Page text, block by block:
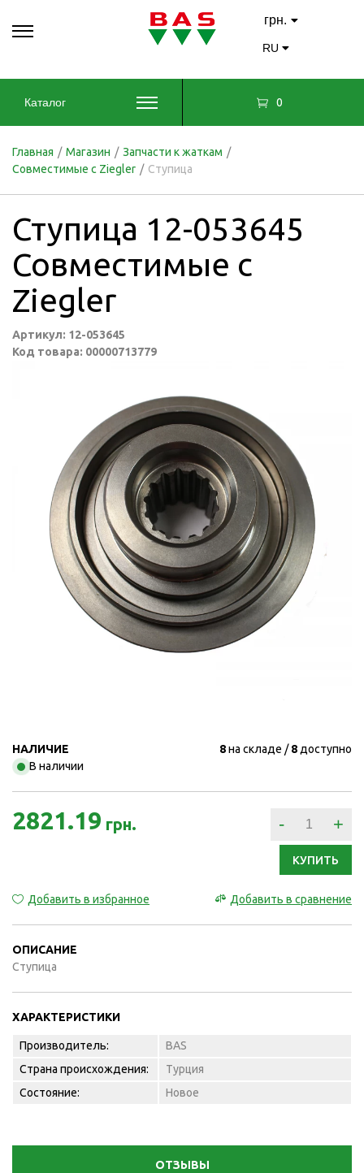
грн.
RU
Каталог 0
Главная / Магазин / Запчасти к жаткам /
Совместимые с Ziegler / Ступица
Ступица 12-053645
Совместимые с
Ziegler
Артикул: 12-053645
Код товара: 00000713779
НАЛИЧИЕ
В наличии
8на складе 8 доступно
2821.19 грн. - +
КУПИТЬ
Добавить в избранное Добавить в сравнение
ОПИСАНИЕ
Ступица
ХАРАКТЕРИСТИКИ
Производитель:
BAS
Страна происхождения:
Турция
Состояние:
Новое
ОТЗЫВЫ